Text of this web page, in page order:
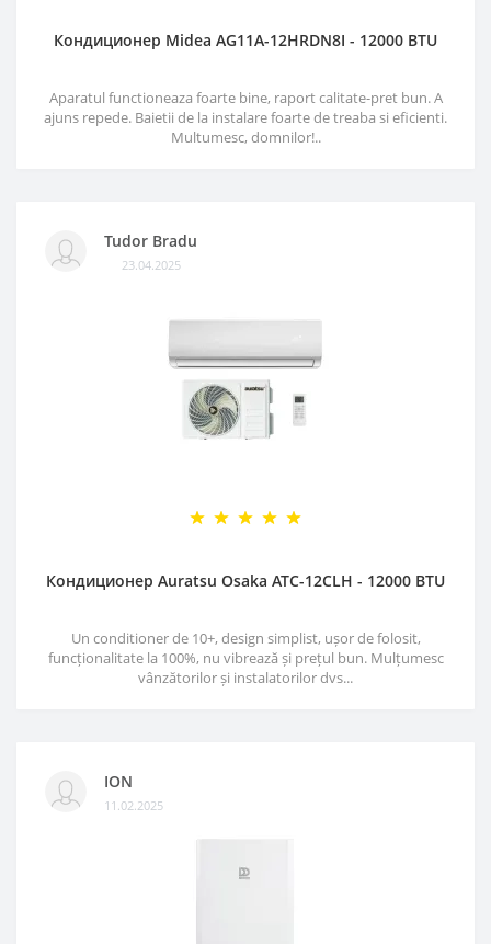
Кондиционер Midea AG11A-12HRDN8I - 12000 BTU
Aparatul functioneaza foarte bine, raport calitate-pret bun. A
ajuns repede. Baietii de la instalare foarte de treaba si eficienti.
Multumesc, domnilor!..
Tudor Bradu
23.04.2025
Кондиционер Auratsu Osaka ATC-12CLH - 12000 BTU
Un conditioner de 10+, design simplist, ușor de folosit,
funcționalitate la 100%, nu vibrează și prețul bun. Mulțumesc
vânzătorilor și instalatorilor dvs...
ION
11.02.2025